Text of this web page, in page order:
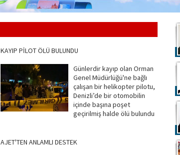
KAYIP PİLOT ÖLÜ BULUNDU
Günlerdir kayıp olan Orman
Genel Müdürlüğü'ne bağlı
çalışan bir helikopter pilotu,
Denizli’de bir otomobilin
içinde başına poşet
geçirilmiş halde ölü bulundu
AJET'TEN ANLAMLI DESTEK